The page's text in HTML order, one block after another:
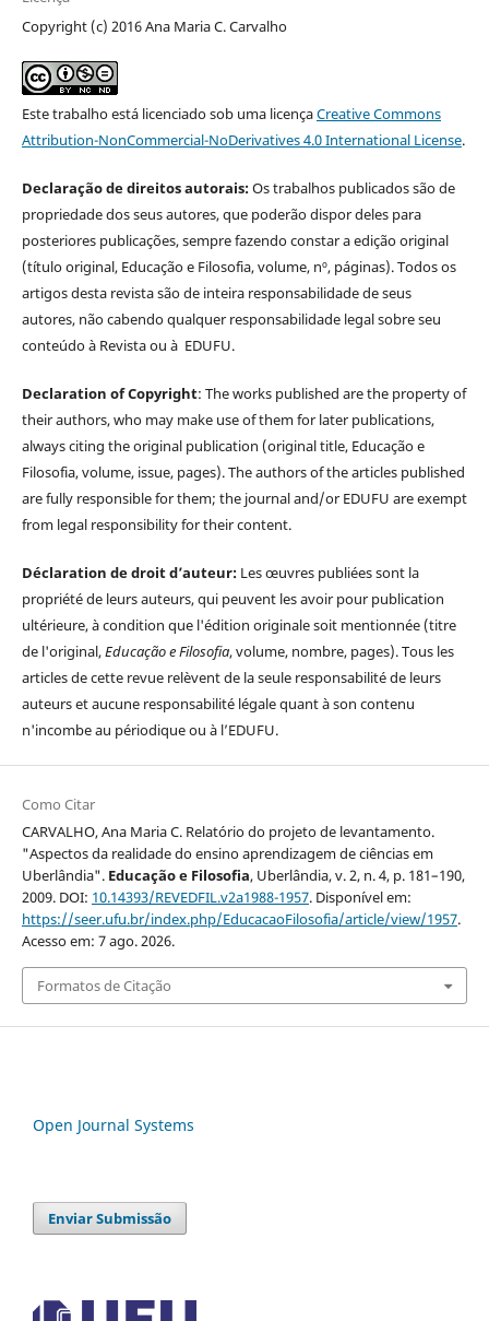
Copyright (c) 2016 Ana Maria C. Carvalho
Este trabalho está licenciado sob uma licençaCreative Commons
Attribution-NonCommercial-NoDerivatives 4.0 International License.
Declaração de direitos autorais:Os trabalhos publicados são de
propriedade dos seus autores, que poderão dispor deles para
posteriores publicações, sempre fazendo constar a edição original
(título original, Educação e Filosofia, volume, nº, páginas). Todos os
artigos desta revista são de inteira responsabilidade de seus
autores, não cabendo qualquer responsabilidade legal sobre seu
conteúdo à Revista ou à EDUFU.
Declaration of Copyright: The works published are the property of
their authors, who may make use of them for later publications,
always citing the original publication (original title, Educação e
Filosofia, volume, issue, pages). The authors of the articles published
are fully responsible for them; the journal and/or EDUFU are exempt
from legal responsibility for their content.
Déclaration de droit d’auteur: Les œuvres publiées sont la
propriété de leurs auteurs, qui peuvent les avoir pour publication
ultérieure, à condition que l'édition originale soit mentionnée (titre
de l'original,Educação e Filosofia, volume, nombre, pages). Tous les
articles de cette revue relèvent de la seule responsabilité de leurs
auteurs et aucune responsabilité légale quant à son contenu
n'incombe au périodique ou à l’EDUFU.
Como Citar
CARVALHO, Ana Maria C. Relatório do projeto de levantamento.
"Aspectos da realidade do ensino aprendizagem de ciências em
Uberlândia". Educação e Filosofia, Uberlândia, v. 2, n. 4, p. 181–190,
2009. DOI: 10.14393/REVEDFIL.v2a1988-1957. Disponível em:
https://seer.ufu.br/index.php/EducacaoFilosofia/article/view/1957.
Acesso em: 7 ago. 2026.
Formatos de Citação
Open Journal Systems
Enviar Submissão